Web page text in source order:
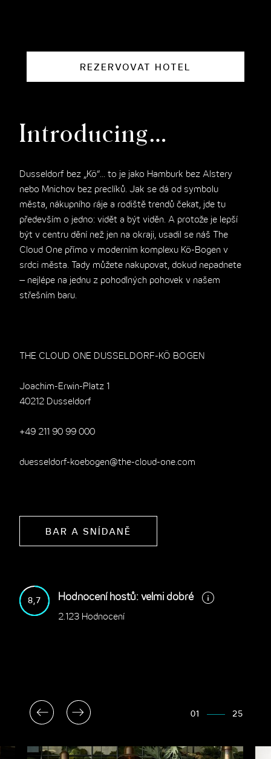
REZERVOVAT HOTEL
Introducing…
Dusseldorf bez „Kö“... to je jako Hamburk bez Alstery
nebo Mnichov bez preclíků. Jak se dá od symbolu
města, nákupního ráje a rodiště trendů čekat, jde tu
především o jedno: vidět a být viděn. A protože je lepší
být v centru dění než jen na okraji, usadil se náš The
Cloud One přímo v moderním komplexu Kö-Bogen v
srdci města. Tady můžete nakupovat, dokud nepadnete
– nejlépe na jednu z pohodlných pohovek v našem
střešním baru.
THE CLOUD ONE DUSSELDORF-KÖ BOGEN
Joachim-Erwin-Platz 1
40212 Dusseldorf
+49 211 90 99 000
duesseldorf-koebogen@the-cloud-one.com
BAR A SNÍDANĚ
8,7 Hodnocení hostů: velmi dobré
2.123 Hodnocení
01 25